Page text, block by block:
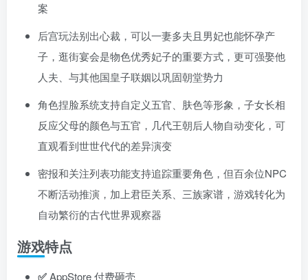
案
后宫玩法别出心裁，可以一妻多夫且男妃也能怀孕产
子，逛街宴会是物色优秀妃子的重要方式，更可强娶他
人夫、与其他国皇子联姻以巩固朝堂势力
角色捏脸系统支持自定义五官、肤色等形象，子女长相
反应父母的颜色与五官，几代王朝后人物自动变化，可
直观看到世世代代的差异演变
密报和关注列表功能支持追踪重要角色，但百余位NPC
不断活动推演，加上君臣关系、三族家谱，游戏转化为
自动繁衍的古代世界观察器
游戏特点
✅AppStore 付费砸壳